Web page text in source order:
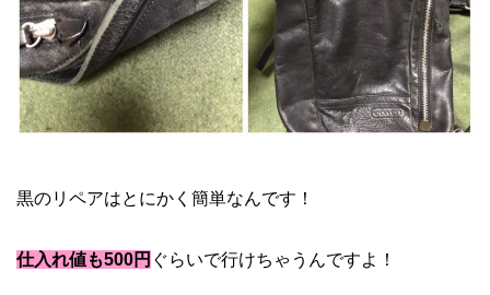
黒のリペアはとにかく簡単なんです！
仕入れ値も500円 ぐらいで行けちゃうんですよ！